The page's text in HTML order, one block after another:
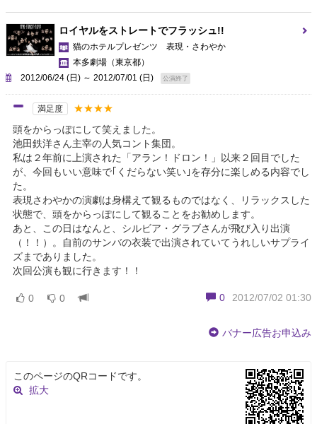
ロイヤルをストレートでフラッシュ!!
猫のホテルプレゼンツ 表現・さわやか
本多劇場 （東京都）
2012/06/24 (日) ～ 2012/07/01 (日)
公演終了
満足度
★★★★
頭をからっぽにして笑えました。
池田鉄洋さん主宰の人気コント集団。
私は２年前に上演された「アラン！ドロン！」以来２回目でした
が、今回もいい意味で｢くだらない笑い｣を存分に楽しめる内容でし
た。
表現さわやかの演劇は身構えて観るものではなく、リラックスした
状態で、頭をからっぽにして観ることをお勧めします。
あと、この日はなんと、シルビア・グラブさんが飛び入り出演
（！！）。自前のサンバの衣装で出演されていてうれしいサプライ
ズまでありました。
次回公演も観に行きます！！
0 2012/07/02 01:30
0 0
バナー広告お申込み
このページのQRコードです。
拡大